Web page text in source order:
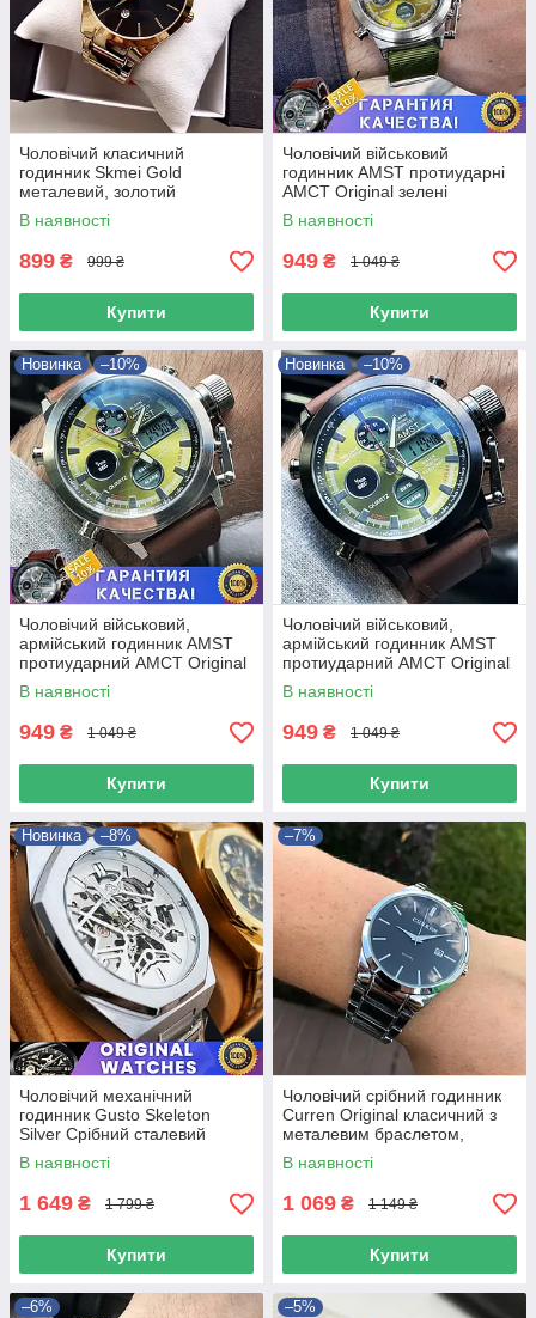
Чоловічий класичний
годинник Skmei Gold
металевий, золотий
оригінальний
В наявності
899 ₴ 999 ₴
Купити
Чоловічий військовий
годинник AMST протиударні
АМСТ Original зелені
В наявності
949 ₴ 1 049 ₴
Купити
Новинка –10%
Чоловічий військовий,
армійський годинник AMST
протиударний АМСТ Original
В наявності
949 ₴ 1 049 ₴
Купити
Новинка –10%
Чоловічий військовий,
армійський годинник AMST
протиударний АМСТ Original
В наявності
949 ₴ 1 049 ₴
Купити
Новинка –8%
Чоловічий механічний
годинник Gusto Skeleton
Silver Срібний сталевий
годинник
В наявності
1 649 ₴ 1 799 ₴
Купити
–7%
Чоловічий срібний годинник
Curren Original класичний з
металевим браслетом,
оригінальний наручний
годинник
В наявності
1 069 ₴ 1 149 ₴
Купити
–6% –5%